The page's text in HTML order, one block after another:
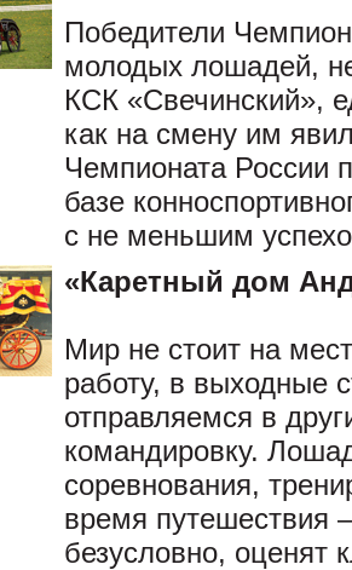
Победители
молодых лошадей,
КСК «Свечинский»,
как на смену им
Чемпионата России
базе
с не меньшим
«Каретный дом
Мир не стоит на
работу, в выходные
отправляемся в
командировку.
соревнования,
время путешествия
безусловно, оценят